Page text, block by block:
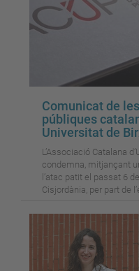
Comunicat de
públiques
Universitat de
L’Associació Catalana
condemna, mitjançant
l’atac patit el passat 6
Cisjordània, per part de